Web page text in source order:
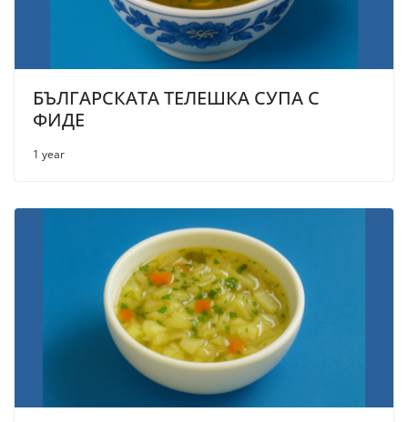
БЪЛГАРСКАТА ТЕЛЕШКА СУПА С
ФИДЕ
1 year